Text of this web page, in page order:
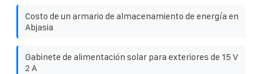
Costo de un armario de almacenamiento de energía en
Abjasia
Gabinete de alimentación solar para exteriores de 15 V
2 A